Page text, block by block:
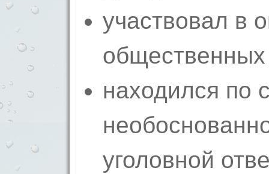
участвовал в
общественных
находился по
уголовной